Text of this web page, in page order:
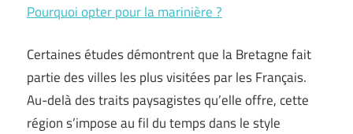
Pourquoi opter pour la marinière ?
Certaines études démontrent que la Bretagne fait
partie des villes les plus visitées par les Français.
Au-delà des traits paysagistes qu’elle offre, cette
région s’impose au fil du temps dans le style